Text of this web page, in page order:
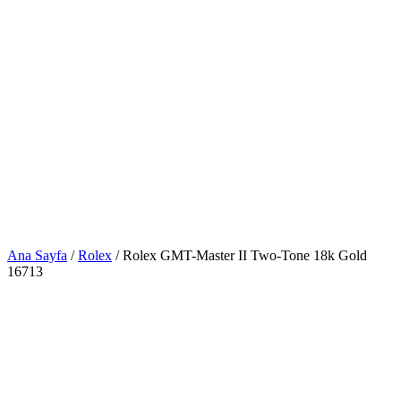
Ana Sayfa /Rolex / Rolex GMT-Master II Two-Tone 18k Gold
16713